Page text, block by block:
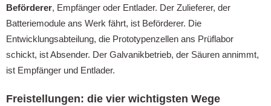
Beförderer, Empfänger oder Entlader. Der Zulieferer, der
Batteriemodule ans Werk fährt, ist Beförderer. Die
Entwicklungsabteilung, die Prototypenzellen ans Prüflabor
schickt, ist Absender. Der Galvanikbetrieb, der Säuren annimmt,
ist Empfänger und Entlader.
Freistellungen: die vier wichtigsten Wege